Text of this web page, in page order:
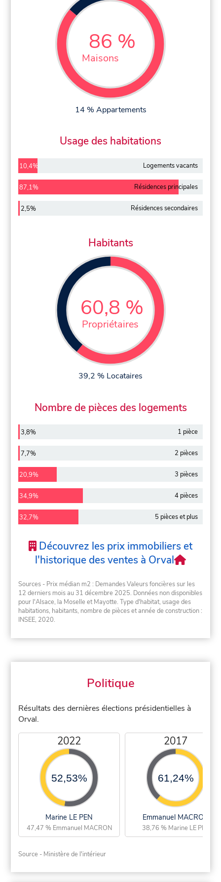
86 %
Maisons
14 % Appartements
Usage des habitations
10,4% Logements vacants
87,1% Résidences principales
2,5% Résidences secondaires
Habitants
60,8 %
Propriétaires
39,2 % Locataires
Nombre de pièces des logements
3,8% 1 pièce
7,7% 2 pièces
20,9% 3 pièces
34,9% 4 pièces
32,7% 5 pièces et plus
Découvrez les prix immobiliers et
l'historique des ventes à Orval
Sources - Prix médian m2 : Demandes Valeurs foncières sur les
12 derniers mois au 31 décembre 2025. Données non disponibles
pour l'Alsace, la Moselle et Mayotte. Type d'habitat, usage des
habitations, habitants, nombre de pièces et année de construction :
INSEE, 2020.
Politique
Résultats des dernières élections présidentielles à
Orval.
2022
52,53%
Marine LE PEN
47,47 % Emmanuel MACRON
2017
61,24%
Emmanuel MACRON
38,76 % Marine LE PEN
Source - Ministère de l'intérieur